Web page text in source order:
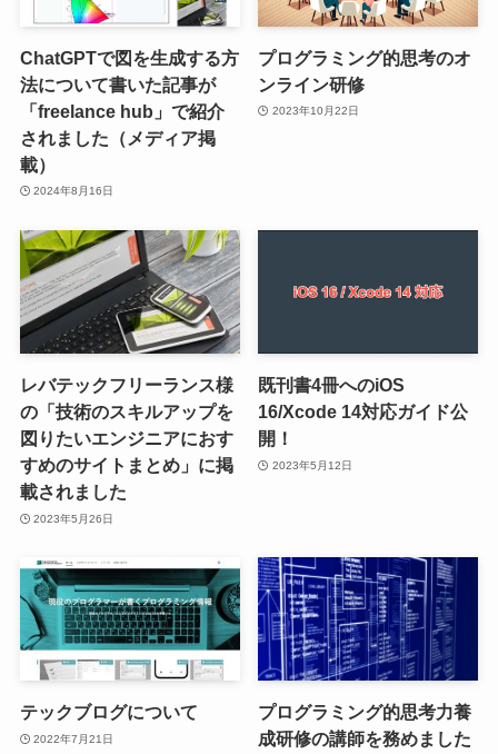
ChatGPTで図を生成する方
法について書いた記事が
「freelance hub」で紹介
されました（メディア掲
載）
2024年8月16日
プログラミング的思考のオ
ンライン研修
2023年10月22日
レバテックフリーランス様
の「技術のスキルアップを
図りたいエンジニアにおす
すめのサイトまとめ」に掲
載されました
2023年5月26日
既刊書4冊へのiOS
16/Xcode 14対応ガイド公
開！
2023年5月12日
テックブログについて
2022年7月21日
プログラミング的思考力養
成研修の講師を務めました